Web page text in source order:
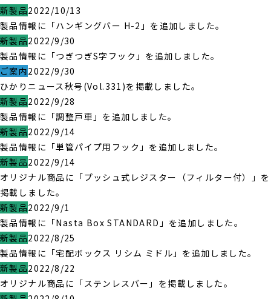
新製品2022/10/13
製品情報に「ハンギングバー H-2」を追加しました。
新製品2022/9/30
製品情報に「つぎつぎS字フック」を追加しました。
ご案内2022/9/30
ひかりニュース秋号(Vol.331)を掲載しました。
新製品2022/9/28
製品情報に「調整戸車」を追加しました。
新製品2022/9/14
製品情報に「単管パイプ用フック」を追加しました。
新製品2022/9/14
オリジナル商品に「プッシュ式レジスター（フィルター付）」を
掲載しました。
新製品2022/9/1
製品情報に「Nasta Box STANDARD」を追加しました。
新製品2022/8/25
製品情報に「宅配ボックス リシム ミドル」を追加しました。
新製品2022/8/22
オリジナル商品に「ステンレスバー」を掲載しました。